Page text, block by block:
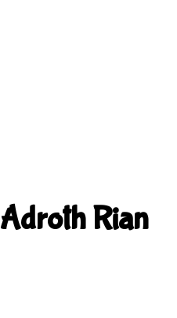
Adroth Rian